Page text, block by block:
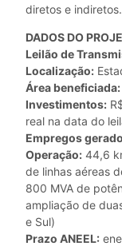
diretos e indiretos.
DADOS DO
Leilão de
Localização:
Área beneficiada:
Investimentos:
real na data do
Empregos
Operação: 44,6
de linhas aéreas
800 MVA de
ampliação de
e Sul)
Prazo ANEEL: